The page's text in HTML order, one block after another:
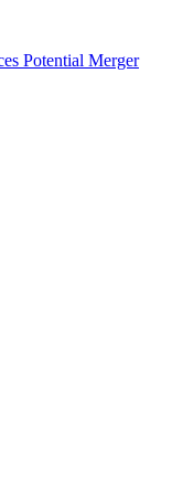
Potential Merger